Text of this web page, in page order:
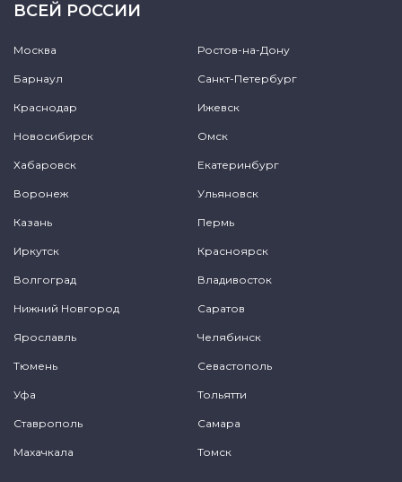
ВСЕЙ РОССИИ
Москва Ростов-на-Дону
Барнаул Санкт-Петербург
Краснодар Ижевск
Новосибирск Омск
Хабаровск Екатеринбург
Воронеж Ульяновск
Казань Пермь
Иркутск Красноярск
Волгоград Владивосток
Нижний Новгород Саратов
Ярославль Челябинск
Тюмень Севастополь
Уфа Тольятти
Ставрополь Самара
Махачкала Томск